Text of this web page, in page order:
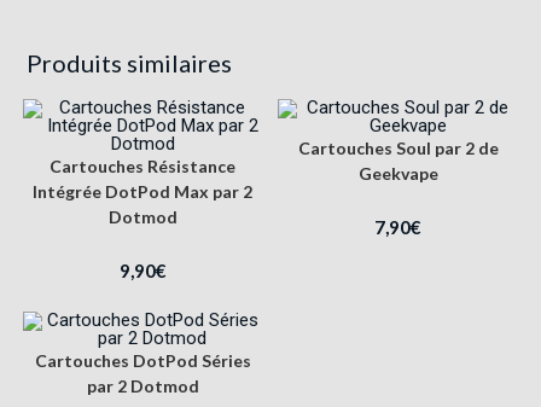
Produits similaires
Cartouches Résistance
Intégrée DotPod Max par 2
Dotmod
9,90€
Cartouches Soul par 2 de
Geekvape
7,90€
Cartouches DotPod Séries
par 2 Dotmod